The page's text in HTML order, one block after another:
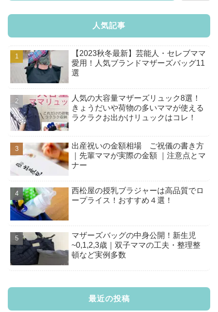
人気記事
【2023秋冬最新】芸能人・セレブママ
愛用！人気ブランドマザーズバッグ11
選
人気の大容量マザーズリュック8選！
きょうだいや荷物の多いママが使える
ラクラクお出かけリュックはコレ！
出産祝いの金額相場 ご祝儀の書き方
｜先輩ママが実際の金額 ｜注意点とマ
ナー
西松屋の授乳ブラジャーは高品質でロ
ープライス！おすすめ４選！
マザーズバッグの中身公開！新生児
~0,1,2,3歳｜双子ママの工夫・整理整
頓など実例多数
最近の投稿